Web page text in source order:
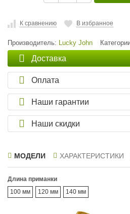
К сравнению В избранное
Производитель: Lucky John
Доставка
Оплата
Наши гарантии
Наши скидки
МОДЕЛИ ХАРАКТЕРИСТИКИ
Длина приманки
100 мм
120 мм 140 мм